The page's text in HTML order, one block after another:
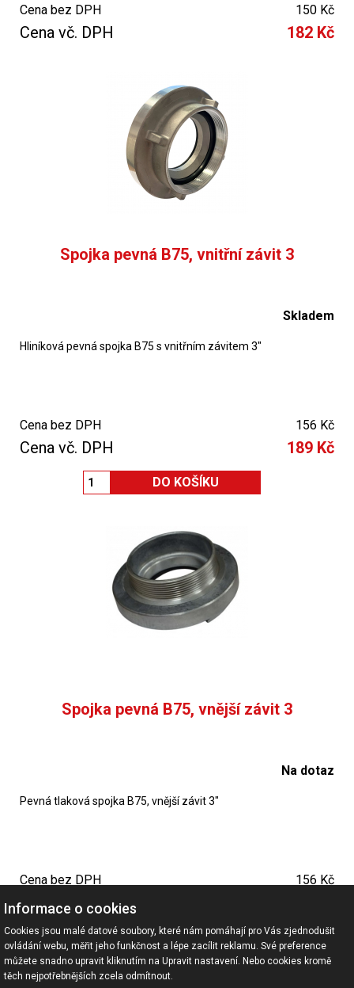
Cena bez DPH 150 Kč
Cena vč. DPH 182 Kč
Spojka pevná B75, vnitřní závit 3
Skladem
Hliníková pevná spojka B75 s vnitřním závitem 3"
Cena bez DPH 156 Kč
Cena vč. DPH 189 Kč
Spojka pevná B75, vnější závit 3
Na dotaz
Pevná tlaková spojka B75, vnější závit 3"
Cena bez DPH 156 Kč
Cena vč. DPH
<< < 1 2 3 4 5 . > >>
Informace o cookies
Cookies jsou malé datové soubory, které nám pomáhají pro Vás zjednodušit
ovládání webu, měřit jeho funkčnost a lépe zacílit reklamu. Své preference
můžete snadno upravit kliknutím na Upravit nastavení. Nebo cookies kromě
těch nejpotřebnějších zcela odmítnout.